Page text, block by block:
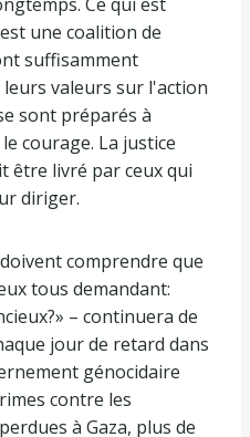
une coalition de
suffisamment
valeurs sur l'action
sont préparés à
courage. La justice
être livré par ceux qui
diriger.
comprendre que
tous demandant:
– continuera de
jour de retard dans
génocidaire
contre les
à Gaza, plus de